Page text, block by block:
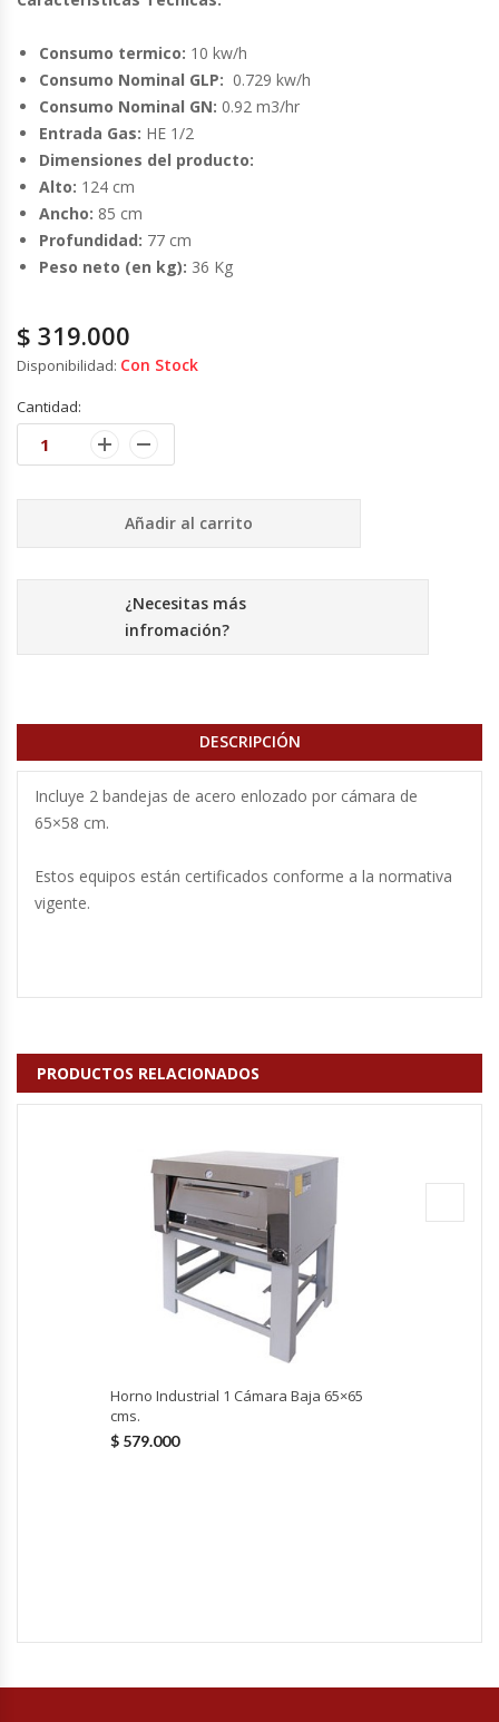
Formadora De Pizza
Freidoras Industriales
Frigobar
Granizadoras
Hornos A Piso Y Pizzeros
Hornos Cocción Acelerada
Hornos Eléctricos
Hornos Turbos / Convectores
Hornos Industriales
Laminadora De Masas
Lavavajillas
Licuadoras Industriales
Mesones De Trabajo
Moledoras De Carne
Molinillos Para Café
Peladora De Papas
Consumo termico: 10 kw/h
Consumo Nominal GLP: 0.729 kw/h
Consumo Nominal GN: 0.92 m3/hr
Entrada Gas: HE 1/2
Dimensiones del producto:
Alto: 124 cm
Ancho: 85 cm
Profundidad: 77 cm
Peso neto (en kg): 36 Kg
$ 319.000
Disponibilidad: Con Stock
Cantidad:
Añadir al carrito
¿Necesitas más
infromación?
DESCRIPCIÓN
Incluye 2 bandejas de acero enlozado por cámara de
65×58 cm.
Estos equipos están certificados conforme a la normativa
vigente.
PRODUCTOS RELACIONADOS
Horno Industrial 1 Cámara Baja 65×65
cms.
$ 579.000